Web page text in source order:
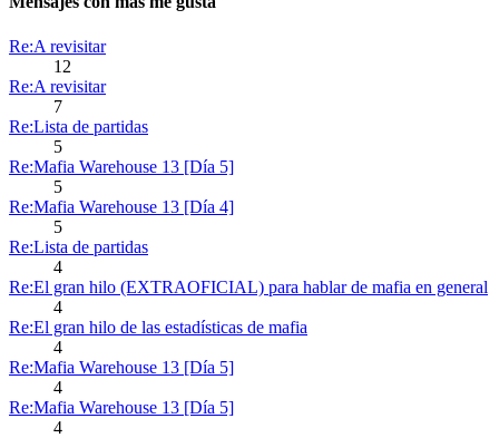
Re:A revisitar
12
Re:A revisitar
7
Re:Lista de partidas
5
Re:Mafia Warehouse 13 [Día 5]
5
Re:Mafia Warehouse 13 [Día 4]
5
Re:Lista de partidas
4
Re:El gran hilo (EXTRAOFICIAL) para hablar de mafia en general
4
Re:El gran hilo de las estadísticas de mafia
4
Re:Mafia Warehouse 13 [Día 5]
4
Re:Mafia Warehouse 13 [Día 5]
4